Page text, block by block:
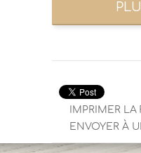
IMPRIMER LA
ENVOYER À